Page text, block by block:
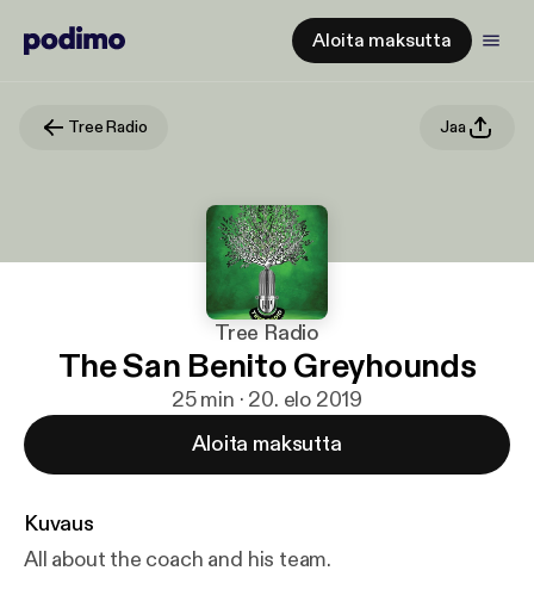
Aloita maksutta
Tree Radio Jaa
Tree Radio
The San Benito Greyhounds
25 min · 20. elo 2019
Aloita maksutta
Kuvaus
All about the coach and his team.